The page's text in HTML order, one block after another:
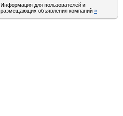
Информация для пользователей и
размещающих объявления компаний »